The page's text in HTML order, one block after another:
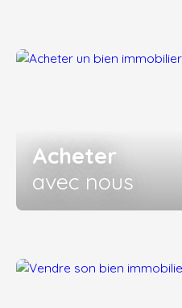
Acheter
avec nous